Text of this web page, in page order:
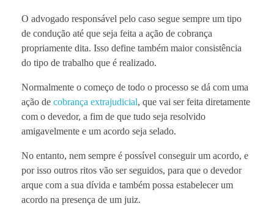
O advogado responsável pelo caso segue sempre um tipo
de condução até que seja feita a ação de cobrança
propriamente dita. Isso define também maior consistência
do tipo de trabalho que é realizado.
Normalmente o começo de todo o processo se dá com uma
ação de cobrança extrajudicial, que vai ser feita diretamente
com o devedor, a fim de que tudo seja resolvido
amigavelmente e um acordo seja selado.
No entanto, nem sempre é possível conseguir um acordo, e
por isso outros ritos vão ser seguidos, para que o devedor
arque com a sua dívida e também possa estabelecer um
acordo na presença de um juiz.